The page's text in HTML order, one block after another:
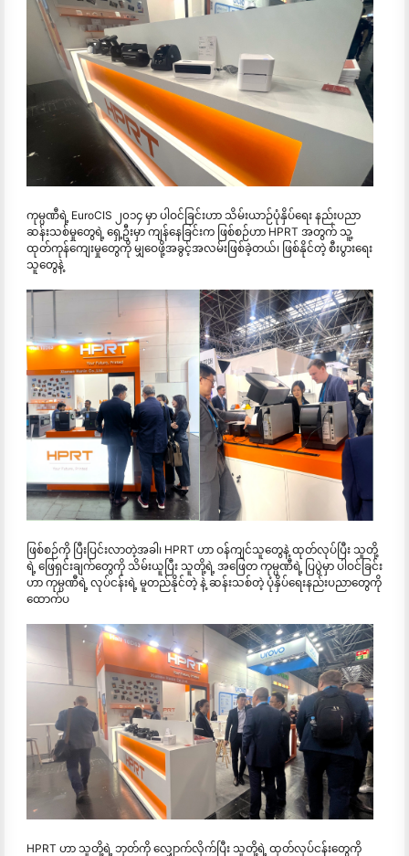
ကုမ္ပဏီရဲ့ EuroCIS ၂၀၁၄ မှာ ပါဝင်ခြင်းဟာ သိမ်းယာဉ်ပုံနှိပ်ရေး နည်းပညာ
ဆန်းသစ်မှုတွေရဲ့ ရှေ့ဦးမှာ ကျန်နေခြင်းက ဖြစ်စဉ်ဟာ HPRT အတွက် သူ့
ထုတ်ကုန်ကျေးမှုတွေကို မျှဝေဖို့အခွင့်အလမ်းဖြစ်ခဲ့တယ်၊ ဖြစ်နိုင်တဲ့ စီးပွားရေး
သူတွေနဲ့
ဖြစ်စဉ်ကို ပြီးပြင်းလာတဲ့အခါ၊ HPRT ဟာ ဝန်ကျင်သူတွေနဲ့ ထုတ်လုပ်ပြီး သူတို့
ရဲ့ ဖြေရှင်းချက်တွေကို သိမ်းယူပြီး သူတို့ရဲ့ အဖြေတ ကုမ္ပဏီရဲ့ ပြပွဲမှာ ပါဝင်ခြင်း
ဟာ ကုမ္ပဏီရဲ့ လုပ်ငန်းရဲ့ မူတည်နိုင်တဲ့ နဲ့ ဆန်းသစ်တဲ့ ပုံနှိပ်ရေးနည်းပညာတွေကို
ထောက်ပ
HPRT ဟာ သူတို့ရဲ့ ဘုတ်ကို လျှောက်လိုက်ပြီး သူတို့ရဲ့ ထုတ်လုပ်ငန်းတွေကို